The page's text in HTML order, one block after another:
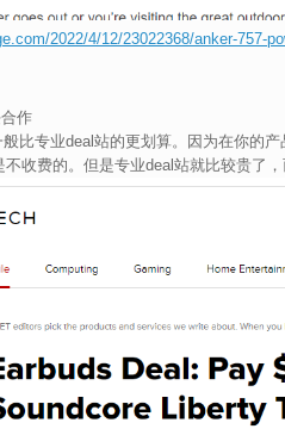
2022/4/12/23022368/anker-757-
作
比专业deal站的更划算。因为在你的
收费的。但是专业deal站就比较贵了